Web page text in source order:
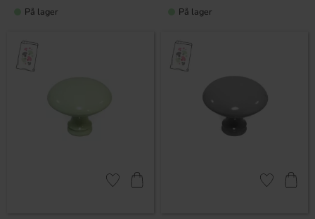
På lager På lager
Gem som favorit Gem som